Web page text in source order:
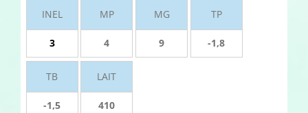
INEL
3
MP
4
MG
9
TP
-1,8
TB
-1,5
LAIT
410